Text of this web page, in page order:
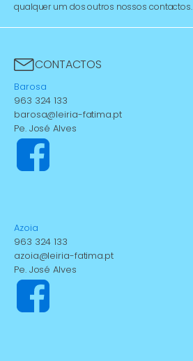
qualquer um dos outros nossos contactos.
CONTACTOS
Barosa
963 324 133
barosa@leiria-fatima.pt
Pe. José Alves
Azoia
963 324 133
azoia@leiria-fatima.pt
Pe. José Alves